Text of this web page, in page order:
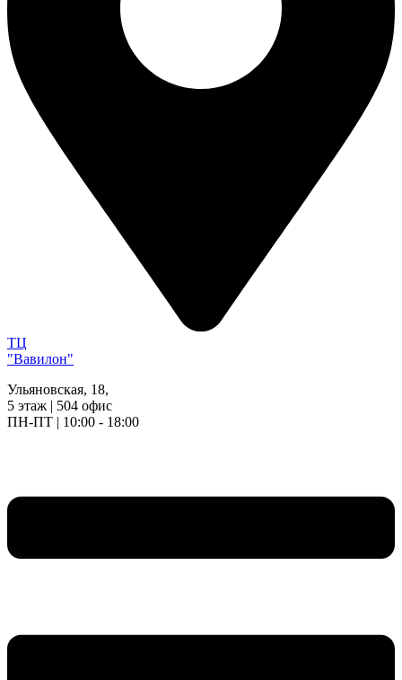
ТЦ
"Вавилон"
Ульяновская, 18,
5 этаж | 504 офис
ПН-ПТ | 10:00 - 18:00